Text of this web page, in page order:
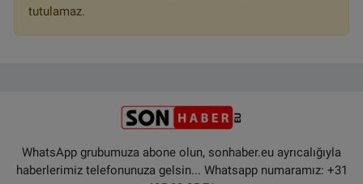
tutulamaz.
WhatsApp grubumuza abone olun, sonhaber.eu ayrıcalığıyla
haberlerimiz telefonunuza gelsin... Whatsapp numaramız: +31